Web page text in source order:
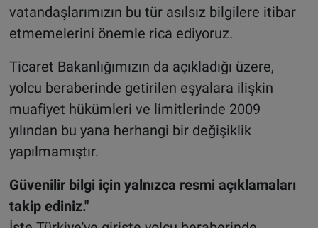
vatandaşlarımızın bu tür asılsız bilgilere itibar
etmemelerini önemle rica ediyoruz.
Ticaret Bakanlığımızın da açıkladığı üzere,
yolcu beraberinde getirilen eşyalara ilişkin
muafiyet hükümleri ve limitlerinde 2009
yılından bu yana herhangi bir değişiklik
yapılmamıştır.
Güvenilir bilgi için yalnızca resmi açıklamaları
takip ediniz."